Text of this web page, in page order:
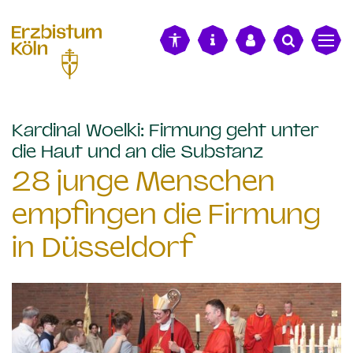
Kardinal Woelki: Firmung geht unter
die Haut und an die Substanz
28 junge Menschen
empfingen die Firmung
in Düsseldorf